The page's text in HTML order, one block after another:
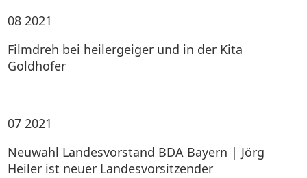
08 2021
Filmdreh bei heilergeiger und in der Kita
Goldhofer
07 2021
Neuwahl Landesvorstand BDA Bayern | Jörg
Heiler ist neuer Landesvorsitzender